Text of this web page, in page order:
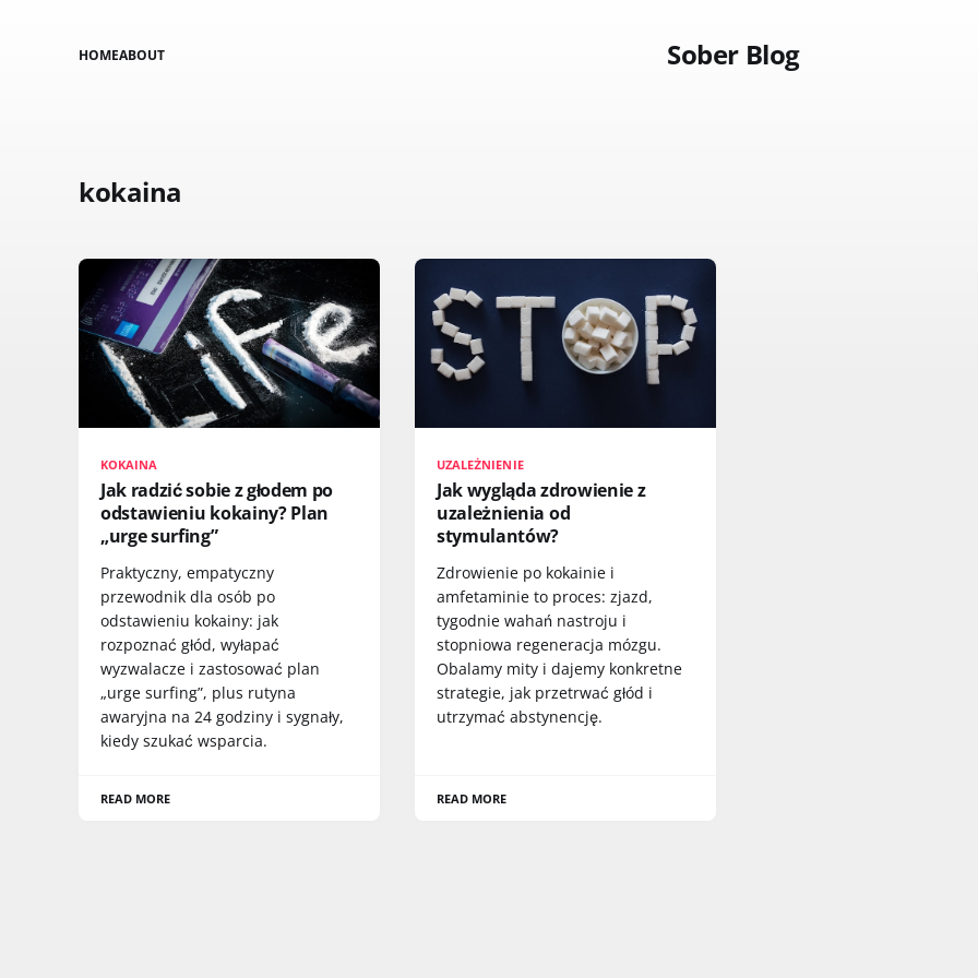
Sober Blog
HOMEABOUT
kokaina
KOKAINA
Jak radzić sobie z głodem po
odstawieniu kokainy? Plan
„urge surfing”
Praktyczny, empatyczny
przewodnik dla osób po
odstawieniu kokainy: jak
rozpoznać głód, wyłapać
wyzwalacze i zastosować plan
„urge surfing”, plus rutyna
awaryjna na 24 godziny i sygnały,
kiedy szukać wsparcia.
READ MORE
UZALEŻNIENIE
Jak wygląda zdrowienie z
uzależnienia od
stymulantów?
Zdrowienie po kokainie i
amfetaminie to proces: zjazd,
tygodnie wahań nastroju i
stopniowa regeneracja mózgu.
Obalamy mity i dajemy konkretne
strategie, jak przetrwać głód i
utrzymać abstynencję.
READ MORE